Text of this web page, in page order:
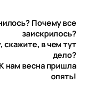
Почему все
заискрилось?
в чем тут
дело?
нам весна пришла
опять!